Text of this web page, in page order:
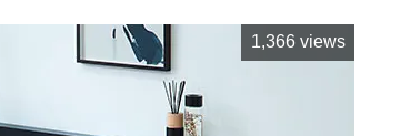
1,366 views